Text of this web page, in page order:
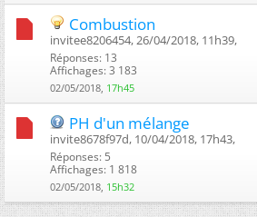
Combustion
invitee8206454, 26/04/2018, 11h39, ‎
Réponses: 13
Affichages: 3 183
02/05/2018, 17h45
PH d'un mélange
invite8678f97d, 10/04/2018, 17h43, ‎
Réponses: 5
Affichages: 1 818
02/05/2018, 15h32